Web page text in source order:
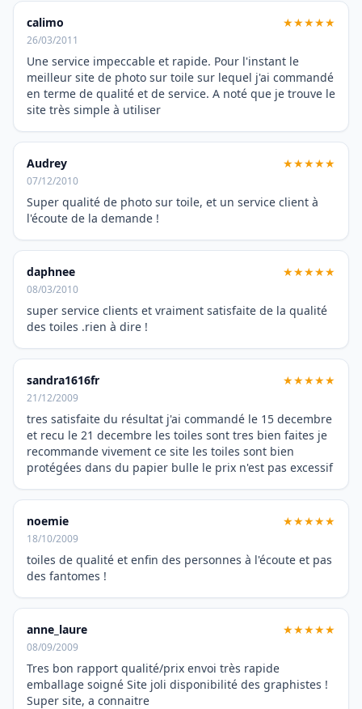
calimo ★★★★★
26/03/2011
Une service impeccable et rapide. Pour l'instant le
meilleur site de photo sur toile sur lequel j'ai commandé
en terme de qualité et de service. A noté que je trouve le
site très simple à utiliser
Audrey ★★★★★
07/12/2010
Super qualité de photo sur toile, et un service client à
l'écoute de la demande !
daphnee ★★★★★
08/03/2010
super service clients et vraiment satisfaite de la qualité
des toiles .rien à dire !
sandra1616fr ★★★★★
21/12/2009
tres satisfaite du résultat j'ai commandé le 15 decembre
et recu le 21 decembre les toiles sont tres bien faites je
recommande vivement ce site les toiles sont bien
protégées dans du papier bulle le prix n'est pas excessif
noemie ★★★★★
18/10/2009
toiles de qualité et enfin des personnes à l'écoute et pas
des fantomes !
anne_laure ★★★★★
08/09/2009
Tres bon rapport qualité/prix envoi très rapide
emballage soigné Site joli disponibilité des graphistes !
Super site, a connaitre